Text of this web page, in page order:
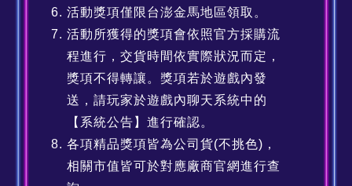
活動獎項僅限台澎金馬地區領取。
活動所獲得的獎項會依照官方採購流
程進行，交貨時間依實際狀況而定，
獎項不得轉讓。獎項若於遊戲內發
送，請玩家於遊戲內聊天系統中的
【系統公告】進行確認。
各項精品獎項皆為公司貨(不挑色)，
相關市值皆可於對應廠商官網進行查